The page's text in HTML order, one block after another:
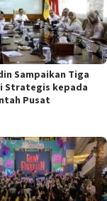
Sampaikan Tiga
Strategis kepada
Pusat